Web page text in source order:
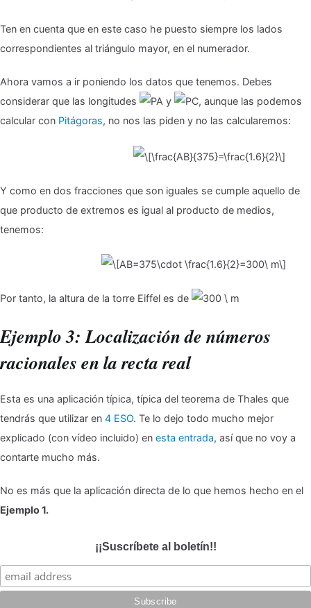
Ten en cuenta que en este caso he puesto siempre los lados
correspondientes al triángulo mayor, en el numerador.
Ahora vamos a ir poniendo los datos que tenemos. Debes
considerar que las longitudes
y
, aunque las podemos
calcular con Pitágoras, no nos las piden y no las calcularemos:
Y como en dos fracciones que son iguales se cumple aquello de
que producto de extremos es igual al producto de medios,
tenemos:
Por tanto, la altura de la torre Eiffel es de
Ejemplo 3: Localización de números
racionales en la recta real
Esta es una aplicación típica, típica del teorema de Thales que
tendrás que utilizar en 4 ESO. Te lo dejo todo mucho mejor
explicado (con vídeo incluido) en esta entrada, así que no voy a
contarte mucho más.
No es más que la aplicación directa de lo que hemos hecho en el
Ejemplo 1.
¡¡Suscríbete al boletín!!